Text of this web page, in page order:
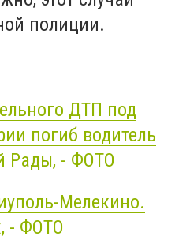
полиции.
ДТП под
погиб водитель
Рады, - ФОТО
Мелекино.
- ФОТО